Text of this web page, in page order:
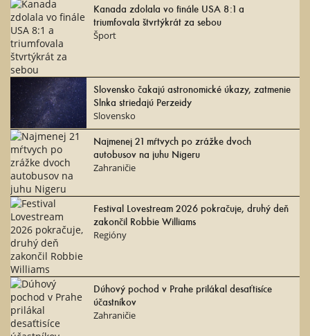
Kanada zdolala vo finále USA 8:1 a
triumfovala štvrtýkrát za sebou
Šport
Slovensko čakajú astronomické úkazy, zatmenie
Slnka striedajú Perzeidy
Slovensko
Najmenej 21 mŕtvych po zrážke dvoch
autobusov na juhu Nigeru
Zahraničie
Festival Lovestream 2026 pokračuje, druhý deň
zakončil Robbie Williams
Regióny
Dúhový pochod v Prahe prilákal desaťtisíce
účastníkov
Zahraničie